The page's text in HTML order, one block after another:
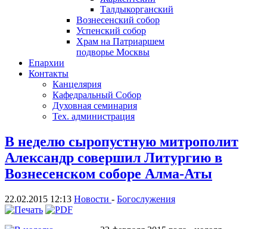
Талдыкорганский
Вознесенский собор
Успенский собор
Храм на Патриаршем
подворье Москвы
Епархии
Контакты
Канцелярия
Кафедральный Собор
Духовная семинария
Тех. администрация
В неделю сыропустную митрополит
Александр совершил Литургию в
Вознесенском соборе Алма-Аты
22.02.2015 12:13 Новости - Богослужения